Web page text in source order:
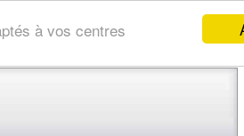
à vos centres